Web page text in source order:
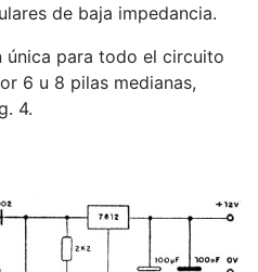
de baja impedancia.
única para todo el circuito
6 u 8 pilas medianas,
4.